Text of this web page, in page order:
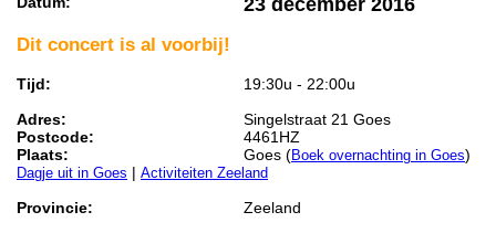
Dit concert is al voorbij!
Tijd:
19:30u - 22:00u
Adres:
Singelstraat 21 Goes
Postcode:
4461HZ
Plaats:
Goes (Boek overnachting in Goes)
Dagje uit in Goes | Activiteiten Zeeland
Provincie:
Zeeland